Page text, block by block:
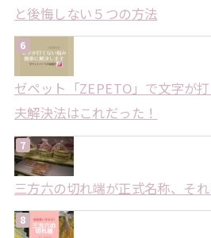
と後悔しない５つの方法
ゼペット「ZEPETO」で文字が
夫解決法はこれだった！
三方六の切れ端が正式名称、そ